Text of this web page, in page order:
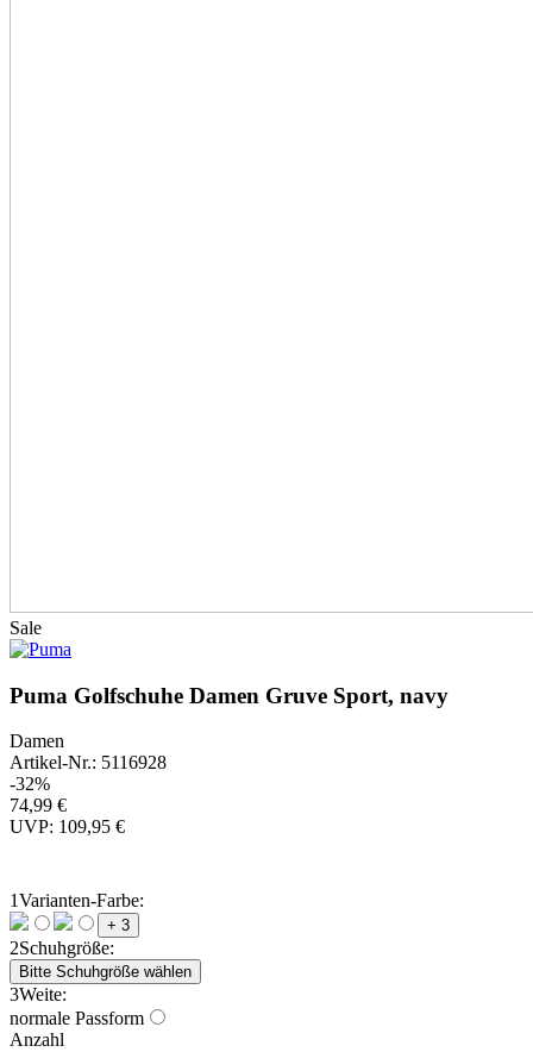
Sale
Puma Golfschuhe Damen Gruve Sport, navy
Damen
Artikel-Nr.: 5116928
-32%
74,99 €
UVP: 109,95 €
1Varianten-Farbe:
+ 3
2Schuhgröße:
Bitte Schuhgröße wählen
3Weite:
normale Passform
Anzahl